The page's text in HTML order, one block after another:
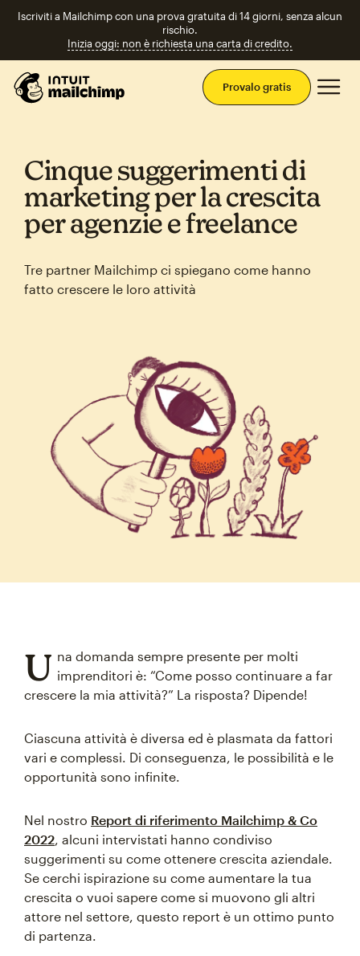
Iscriviti a Mailchimp con una prova gratuita di 14 giorni, senza alcun
rischio.
Inizia oggi: non è richiesta una carta di credito.
Provalo gratis
Cinque suggerimenti di
marketing per la crescita
per agenzie e freelance
Tre partner Mailchimp ci spiegano come hanno
fatto crescere le loro attività
U na domanda sempre presente per molti
imprenditori è: “Come posso continuare a far
crescere la mia attività?” La risposta? Dipende!
Ciascuna attività è diversa ed è plasmata da fattori
vari e complessi. Di conseguenza, le possibilità e le
opportunità sono infinite.
Nel nostro Report di riferimento Mailchimp & Co
2022, alcuni intervistati hanno condiviso
suggerimenti su come ottenere crescita aziendale.
Se cerchi ispirazione su come aumentare la tua
crescita o vuoi sapere come si muovono gli altri
attore nel settore, questo report è un ottimo punto
di partenza.